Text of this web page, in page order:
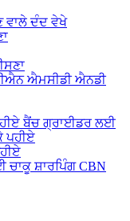
ਵਾਲੇ ਦੰਦ ਵੇਖੇ
ਐਮਸੀਡੀ ਐਨਡੀ
ਬੈਂਚ ਗ੍ਰਾਈਡਰ ਲਈ
ਪਹੀਏ
ਚਾਕੂ ਸ਼ਾਰਪਿੰਗ CBN